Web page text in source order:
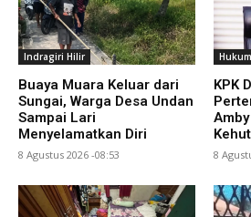
Indragiri Hilir
Buaya Muara Keluar dari
Sungai, Warga Desa Undan
Sampai Lari
Menyelamatkan Diri
8 Agustus 2026 -08:53
KPK
8